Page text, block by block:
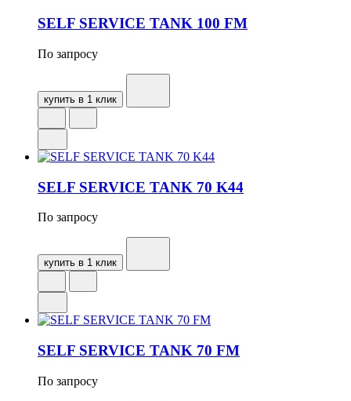
SELF SERVICE TANK 100 FM
По запросу
купить в 1 клик
SELF SERVICE TANK 70 K44
По запросу
купить в 1 клик
SELF SERVICE TANK 70 FM
По запросу